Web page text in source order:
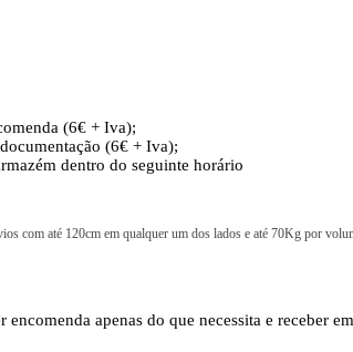
(6€ + Iva);
(6€ + Iva);
dentro do seguinte horário
com até 120cm em qualquer um dos lados e até 70Kg por
apenas do que necessita e receber